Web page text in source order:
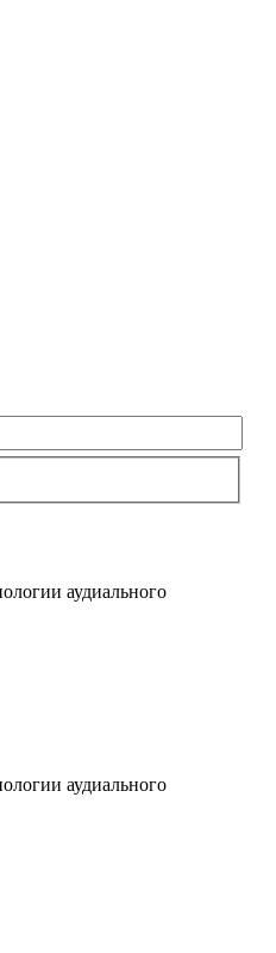
аудиального
аудиального